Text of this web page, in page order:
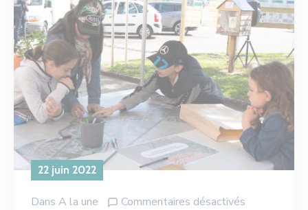
22 juin 2022
Dans A la une Commentaires désactivés